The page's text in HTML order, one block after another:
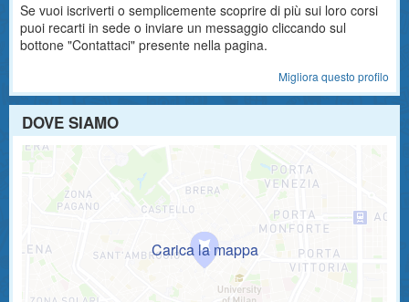
Se vuoi iscriverti o semplicemente scoprire di più sui loro corsi
puoi recarti in sede o inviare un messaggio cliccando sul
bottone "Contattaci" presente nella pagina.
Migliora questo profilo
DOVE SIAMO